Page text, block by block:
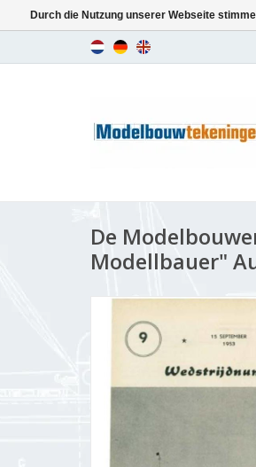
De
Modellbauer"
Durch die Nutzung unserer Webseite